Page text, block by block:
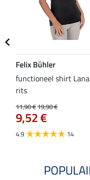
Felix Bühler
functioneel shirt
rits
11,90 €19,90 €
9,52 €
4.9 14